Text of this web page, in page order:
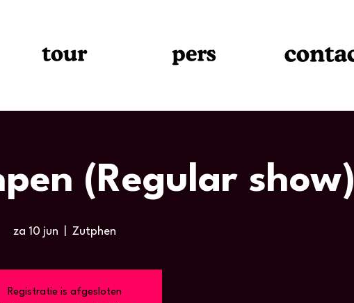
(Regular show)
za 10 jun Zutphen
Registratie is afgesloten